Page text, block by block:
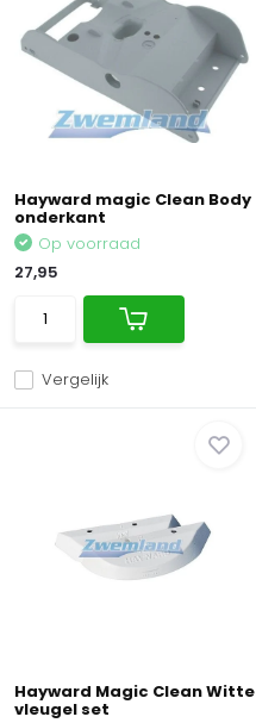
Hayward magic Clean Body
onderkant
Vergelijk
Op voorraad
27,95
Hayward Magic Clean Witte
vleugel set